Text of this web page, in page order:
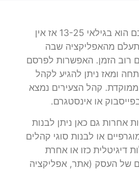
אם קהל היעד שלכם הוא בגילאי 13-25 אז אין
מהאפליקציה שבה
רוב הזמן. האפשרות לפרסם
ומאז ניתן להגיע לקהל
קהל הצעירים נמצא
או אינסטגרם.
אחרות גם כאן ניתן לבנות
או לבנות סוגי קהלים
דיגיטלית כזו או אחרת
של העסק (אתר, אפליקציה